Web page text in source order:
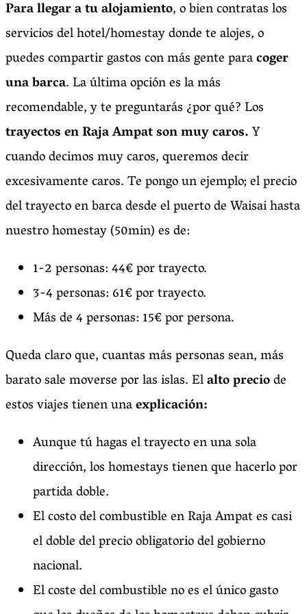
Para llegar a tu alojamiento, o bien contratas los
servicios del hotel/homestay donde te alojes, o
puedes compartir gastos con más gente paracoger
una barca. La última opción es la más
recomendable, y te preguntarás ¿por qué? Los
trayectos en Raja Ampat son muy caros.Y
cuando decimos muy caros, queremos decir
excesivamente caros. Te pongo un ejemplo; el precio
del trayecto en barca desde el puerto de Waisai hasta
nuestro homestay (50min) es de:
1-2 personas: 44€ por trayecto.
3-4 personas: 61€ por trayecto.
Más de 4 personas: 15€ por persona.
Queda claro que, cuantas más personas sean, más
barato sale moverse por las islas. Elalto preciode
estos viajes tienen unaexplicación:
Aunque tú hagas el trayecto en una sola
dirección, los homestays tienen que hacerlo por
partida doble.
El costo del combustible en Raja Ampat es casi
el doble del precio obligatorio del gobierno
nacional.
El coste del combustible no es el único gasto